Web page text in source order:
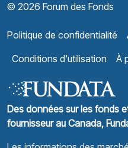
© 2026 Forum des Fonds
Politique de confidentialité
Conditions d'utilisation
À
Des données sur les fonds
fournisseur au Canada,